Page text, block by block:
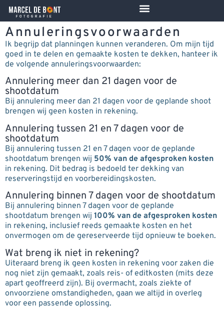
de
inhoud
Annuleringsvoorwaarden
Ik begrijp dat planningen kunnen veranderen. Om mijn tijd
goed in te delen en gemaakte kosten te dekken, hanteer ik
de volgende annuleringsvoorwaarden:
Annulering meer dan 21 dagen voor de
shootdatum
Bij annulering meer dan 21 dagen voor de geplande shoot
brengen wij geen kosten in rekening.
Annulering tussen 21 en 7 dagen voor de
shootdatum
Bij annulering tussen 21 en 7 dagen voor de geplande
shootdatum brengen wij 50% van de afgesproken kosten
in rekening. Dit bedrag is bedoeld ter dekking van
reserveringstijd en voorbereidingskosten.
Annulering binnen 7 dagen voor de shootdatum
Bij annulering binnen 7 dagen voor de geplande
shootdatum brengen wij 100% van de afgesproken kosten
in rekening, inclusief reeds gemaakte kosten en het
onvermogen om de gereserveerde tijd opnieuw te boeken.
Wat breng ik niet in rekening?
Uiteraard breng ik geen kosten in rekening voor zaken die
nog niet zijn gemaakt, zoals reis- of editkosten (mits deze
apart geoffreerd zijn). Bij overmacht, zoals ziekte of
onvoorziene omstandigheden, gaan we altijd in overleg
voor een passende oplossing.